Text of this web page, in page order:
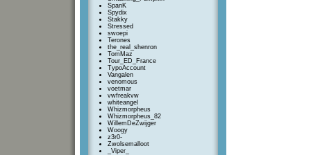
SpanK
Spydix
Stakky
Stressed
swoepi
Terones
the_real_shenron
TomMaz
Tour_ED_France
TypoAccount
Vangalen
venomous
voetmar
vwfreakvw
whiteangel
Whizmorpheus
Whizmorpheus_82
WillemDeZwijger
Woogy
z3r0-
Zwolsemalloot
_Viper_